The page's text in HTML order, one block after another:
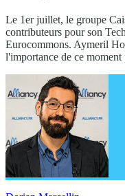
Le 1er juillet, le groupe
contributeurs pour son
Eurocommons. Aymeril
l'importance de ce